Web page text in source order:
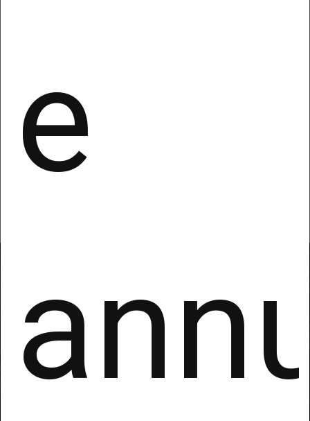
gratuiti per creare i tuoi siti, non
trovi il tuo ? Lo creiamo!
Coloro che acquistano un piano possono creare i
propri siti internet e utilizzarli per creare i siti web
di template!
Stile WordPress
zero problemi e
e